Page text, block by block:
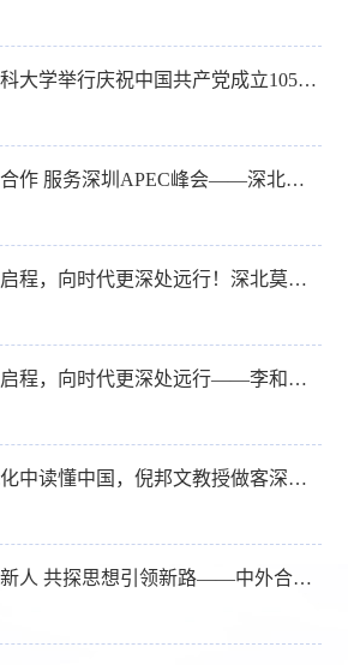
深圳北理莫斯科大学举行庆祝中国共产党成立105周年暨“七一”表彰大会
深化中俄教育合作 服务深圳APEC峰会——深北莫管理系携莫斯科大学国家管理学院访问深圳大学政府管理学院
从中俄相遇处启程，向时代更深处远行！深北莫举行2026年毕业典礼暨学位授予仪式
从中俄相遇处启程，向时代更深处远行——李和章校长在2026年毕业典礼暨学位授予仪式上的讲话
从中国式现代化中读懂中国，倪邦文教授做客深北莫“思政·明理讲堂”
聚力培育时代新人 共探思想引领新路——中外合作办学青年思想引领论坛在深举办